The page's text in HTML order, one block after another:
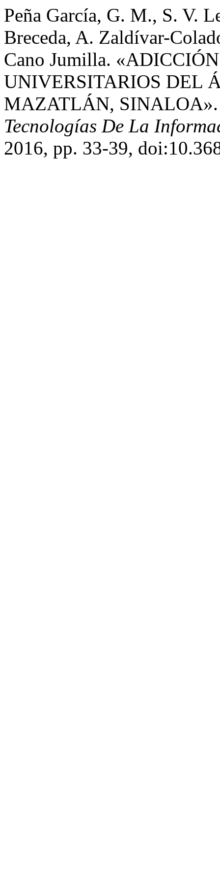
Peña García, G. M., S. V.
Breceda, A. Zaldívar-
Cano Jumilla.
UNIVERSITARIOS DEL
MAZATLÁN,
Tecnologías De La
2016, pp. 33-39,